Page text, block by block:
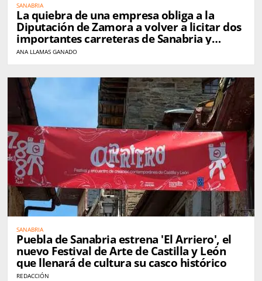
SANABRIA
La quiebra de una empresa obliga a la
Diputación de Zamora a volver a licitar dos
importantes carreteras de Sanabria y
Carballeda
ANA LLAMAS GANADO
SANABRIA
Puebla de Sanabria estrena 'El Arriero', el
nuevo Festival de Arte de Castilla y León
que llenará de cultura su casco histórico
REDACCIÓN